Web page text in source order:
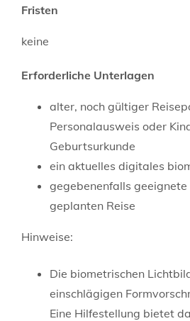
Fristen
keine
Erforderliche Unterlagen
alter, noch gültiger
Personalausweis oder
Geburtsurkunde
ein aktuelles digitales
gegebenenfalls
geplanten Reise
Hinweise:
Die biometrischen
einschlägigen
Eine Hilfestellung bietet